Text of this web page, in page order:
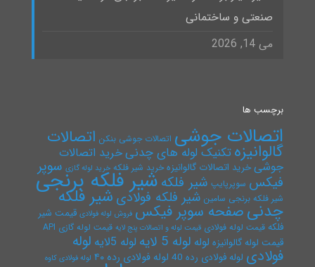
صنعتی و ساختمانی
می 14, 2026
برچسب ها
اتصالات جوشی اتصالات جوشی بنکن اتصالات
گالوانیزهتکنیک لوله های چدنیخرید اتصالات
جوشیخرید اتصالات گالوانیزه خرید شیر فلکه خرید لوله گازی سوپر
فیکس سوپرپایپ شیر فلکه شیر فلکه برنجی
شیر فلکه برنجی سامین شیر فلکه فولادی شیر فلکه
چدنیصفحه سوپر فیکس فروش لوله فولادی قیمت شیر
فلکه قیمت لوله فولادی قیمت لوله و اتصالات پنج لایه قیمت لوله گازی API
قیمت لوله گالوانیزه لوله لوله 5 لایه لوله 5لایه لوله
فولادی لوله فولادی رده 40 لوله فولادی رده ۴۰ لوله فولادی کاوه